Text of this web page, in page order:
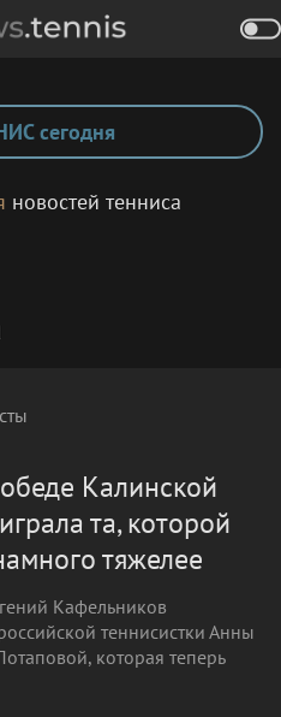
сегодня
новостей тенниса
Калинской
та, которой
тяжелее
Кафельников
теннисистки Анны
которая теперь